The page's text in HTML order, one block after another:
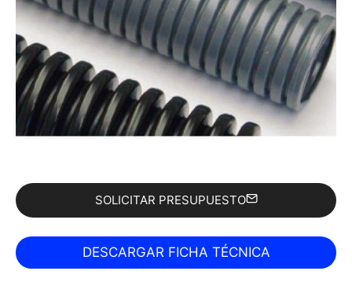
SOLICITAR PRESUPUESTO